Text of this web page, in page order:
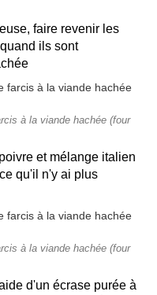
faire revenir les
ils sont
à la viande hachée (four
et mélange italien
qu'il n'y ai plus
à la viande hachée (four
d'un écrase purée à